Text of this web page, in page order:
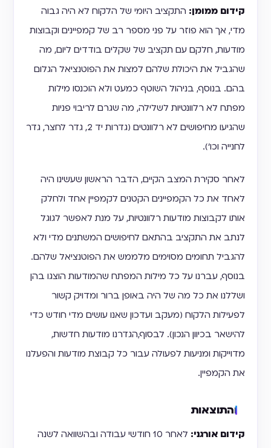
קידום ממומן: התקציב היומי של הלקוח לא היה גבוה
מדי, אך הוא פוזר על פני מספר רב של קמפיינים וקבוצות
מודעות, חלקם עם תקציב של שקלים בודדים ליום, מה
שהגביל את היכולת שלהם למצות את הפוטנציאל הגלום
בהם. בנוסף, בניהול השוטף כמעט ולא הוכנסו מילות
מפתח לא רלוונטיות לשלילה, מה שגרם לריבוי פניות
שהגיעו מחיפושים לא רלוונטים (גדרות יד 2, גדר לחצר, גדר
לחנייה וכו׳).
לאחר סקירת המצב הקיים, הדבר הראשון שעשינו היה
לאחד את כל הקמפיינים הקטנים לקמפיין אחד ולחלק
אותו לקבוצות מודעות רלוונטיות, על מנת לאפשר לגוגל
לנתב את התקציב בהתאם לחיפושים המשתנים מדי ולא
להגביל תחומים מסוימים מלממש את הפוטנציאל שלהם.
בנוסף, עברנו על כל מילות המפתח שהמודעות הוצגו בהן
ושללנו את כל מה של היה באופן ברור ומדויק קשור
לפעילות הלקוח (מעקב ועדכון שאנו עושים מדי חודש כדי
להישאר בכיוון הנכון). לבסוף,הגדרנו מודעות חדשות,
מדוייקות ומניעות לפעולה עבור כל קבוצת מודעות והפעלנו
את הקמפיין.
והתוצאות​
קידום אורגני:
לאחר 10 חודשי עבודה ובהשוואה לשנה